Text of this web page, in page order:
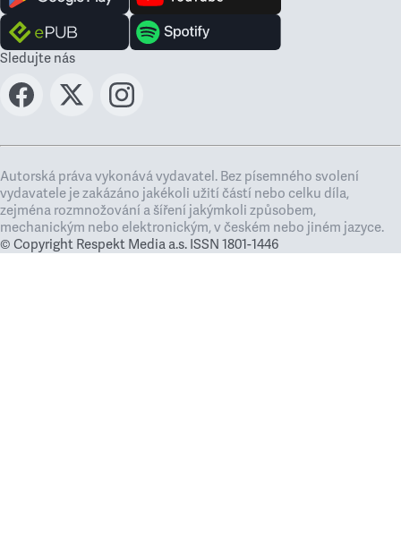
Sledujte nás
Autorská práva vykonává vydavatel. Bez písemného svolení
vydavatele je zakázáno jakékoli užití částí nebo celku díla,
zejména rozmnožování a šíření jakýmkoli způsobem,
mechanickým nebo elektronickým, v českém nebo jiném jazyce.
© Copyright Respekt Media a.s. ISSN 1801-1446